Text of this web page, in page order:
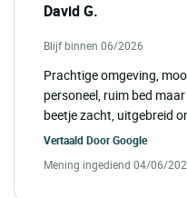
David G.
Blijf binnen 06/2026
Prachtige omgeving,
personeel, ruim bed
beetje zacht, uitgebreid
Vertaald DoorGoogle
Mening ingediend 04/06/